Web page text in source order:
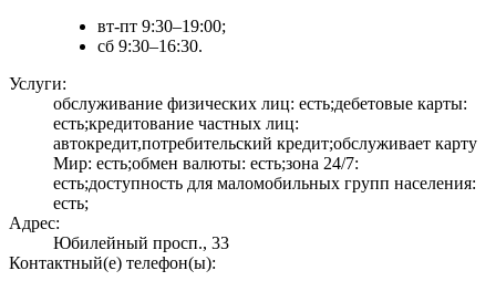
вт-пт 9:30–19:00;
сб 9:30–16:30.
Услуги:
обслуживание физических лиц: есть;дебетовые карты:
есть;кредитование частных лиц:
автокредит,потребительский кредит;обслуживает карту
Мир: есть;обмен валюты: есть;зона 24/7:
есть;доступность для маломобильных групп населения:
есть;
Адрес:
Юбилейный просп., 33
Контактный(е) телефон(ы):